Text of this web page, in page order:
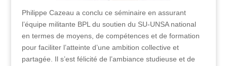
Philippe Cazeau a conclu ce séminaire en assurant
l’équipe militante BPL du soutien du SU-UNSA national
en termes de moyens, de compétences et de formation
pour faciliter l’atteinte d’une ambition collective et
partagée. Il s’est félicité de l’ambiance studieuse et de